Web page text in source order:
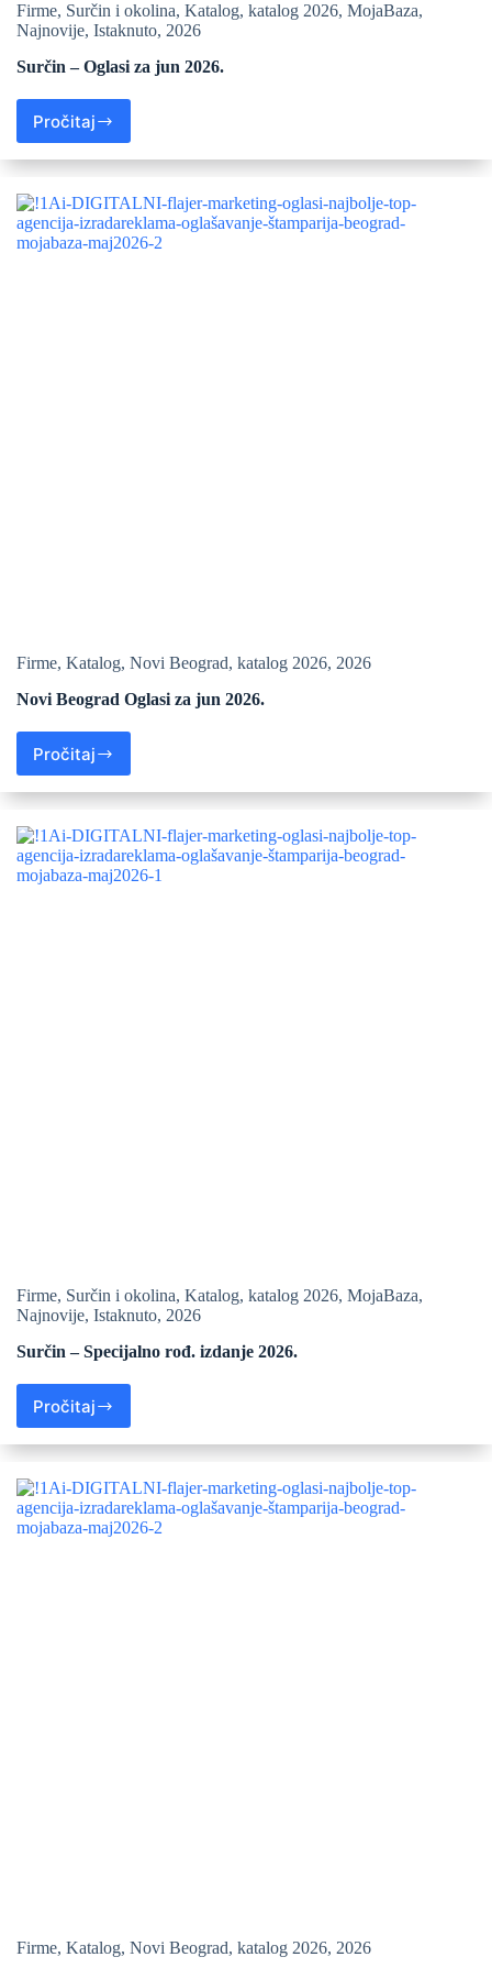
Firme, Surčin i okolina, Katalog, katalog 2026, MojaBaza,
Najnovije, Istaknuto, 2026
Surčin – Oglasi za jun 2026.
Pročitaj
Firme, Katalog, Novi Beograd, katalog 2026, 2026
Novi Beograd Oglasi za jun 2026.
Pročitaj
Firme, Surčin i okolina, Katalog, katalog 2026, MojaBaza,
Najnovije, Istaknuto, 2026
Surčin – Specijalno rođ. izdanje 2026.
Pročitaj
Firme, Katalog, Novi Beograd, katalog 2026, 2026